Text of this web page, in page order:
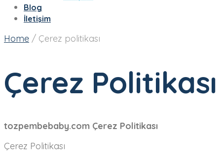
Blog
İletişim
Home / Çerez politikası
Çerez Politikası
tozpembebaby.com Çerez Politikası
Çerez Politikası